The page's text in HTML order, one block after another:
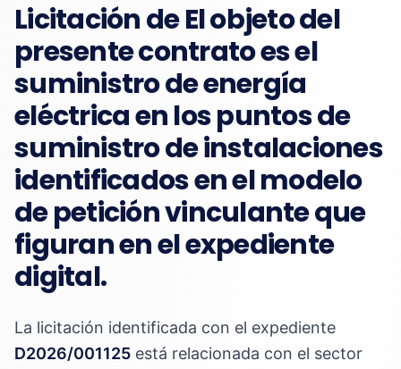
Licitación de El objeto del
presente contrato es el
suministro de energía
eléctrica en los puntos de
suministro de instalaciones
identificados en el modelo
de petición vinculante que
figuran en el expediente
digital.
La licitación identificada con el expediente
D2026/001125 está relacionada con el sector